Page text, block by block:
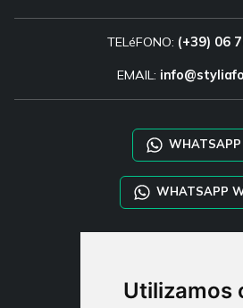
Utilizamos
TELéFONO: (+39) 06
EMAIL:
WHATSAPP
TAYLOR MADE